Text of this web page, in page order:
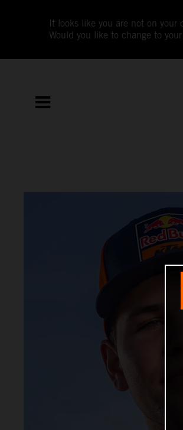
It looks like you are not on your
Would you like to change to